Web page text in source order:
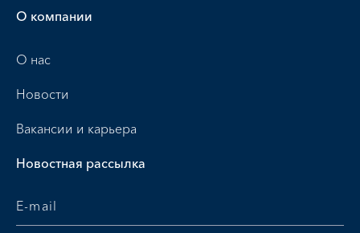
О компании
О нас
Новости
Вакансии и карьера
Новостная рассылка